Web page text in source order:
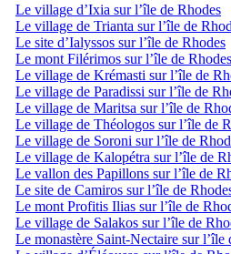
Le village d’Ixia sur l’île de Rhodes
Le village de Trianta sur l’île de
Le site d’Ialyssos sur l’île de Rhodes
Le mont Filérimos sur l’île de Rhodes
Le village de Krémasti sur l’île de
Le village de Paradissi sur l’île de
Le village de Maritsa sur l’île de
Le village de Théologos sur l’île de
Le village de Soroni sur l’île de
Le village de Kalopétra sur l’île de
Le vallon des Papillons sur l’île de
Le site de Camiros sur l’île de
Le mont Profitis Ilias sur l’île de
Le village de Salakos sur l’île de
Le monastère Saint-Nectaire sur l’île